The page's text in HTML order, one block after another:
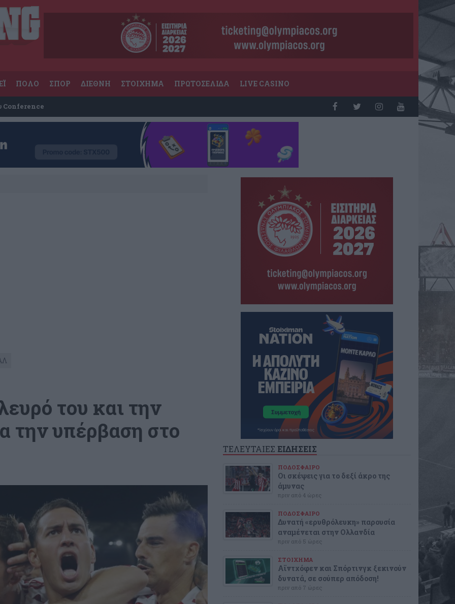
ΠΟΛΟ ΣΠΟΡ ΔΙΕΘΝΗ ΣΤΟΙΧΗΜΑ ΠΡΩΤΟΣΕΛΙΔΑ LIVE CASINO
Conference
του και την
την υπέρβαση στο
ΤΕΛΕΥΤΑΙΕΣ ΕΙΔΗΣΕΙΣ
ΠΟΔΟΣΦΑΙΡΟ
Οι σκέψεις για το δεξί άκρο της
άμυνας
πριν από 4 ώρες
ΠΟΔΟΣΦΑΙΡΟ
Δυνατή «ερυθρόλευκη» παρουσία
αναμένεται στην Ολλανδία
πριν από 5 ώρες
ΣΤΟΙΧΗΜΑ
Αϊντχόφεν και Σπόρτινγκ ξεκινούν
δυνατά, σε σούπερ απόδοση!
πριν από 7 ώρες